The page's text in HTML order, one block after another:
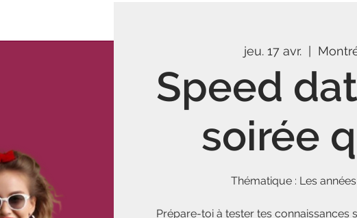
jeu. 17 avr.
  |
Speed
soirée
Thématique : Les
Prépare-toi à tester tes connaissances